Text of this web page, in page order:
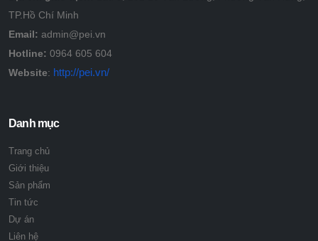
TP.Hồ Chí Minh
Email: admin@pei.vn
Hotline: 0964 605 604
Website: http://pei.vn/
Danh mục
Trang chủ
Giới thiệu
Sản phẩm
Tin tức
Dự án
Liên hệ